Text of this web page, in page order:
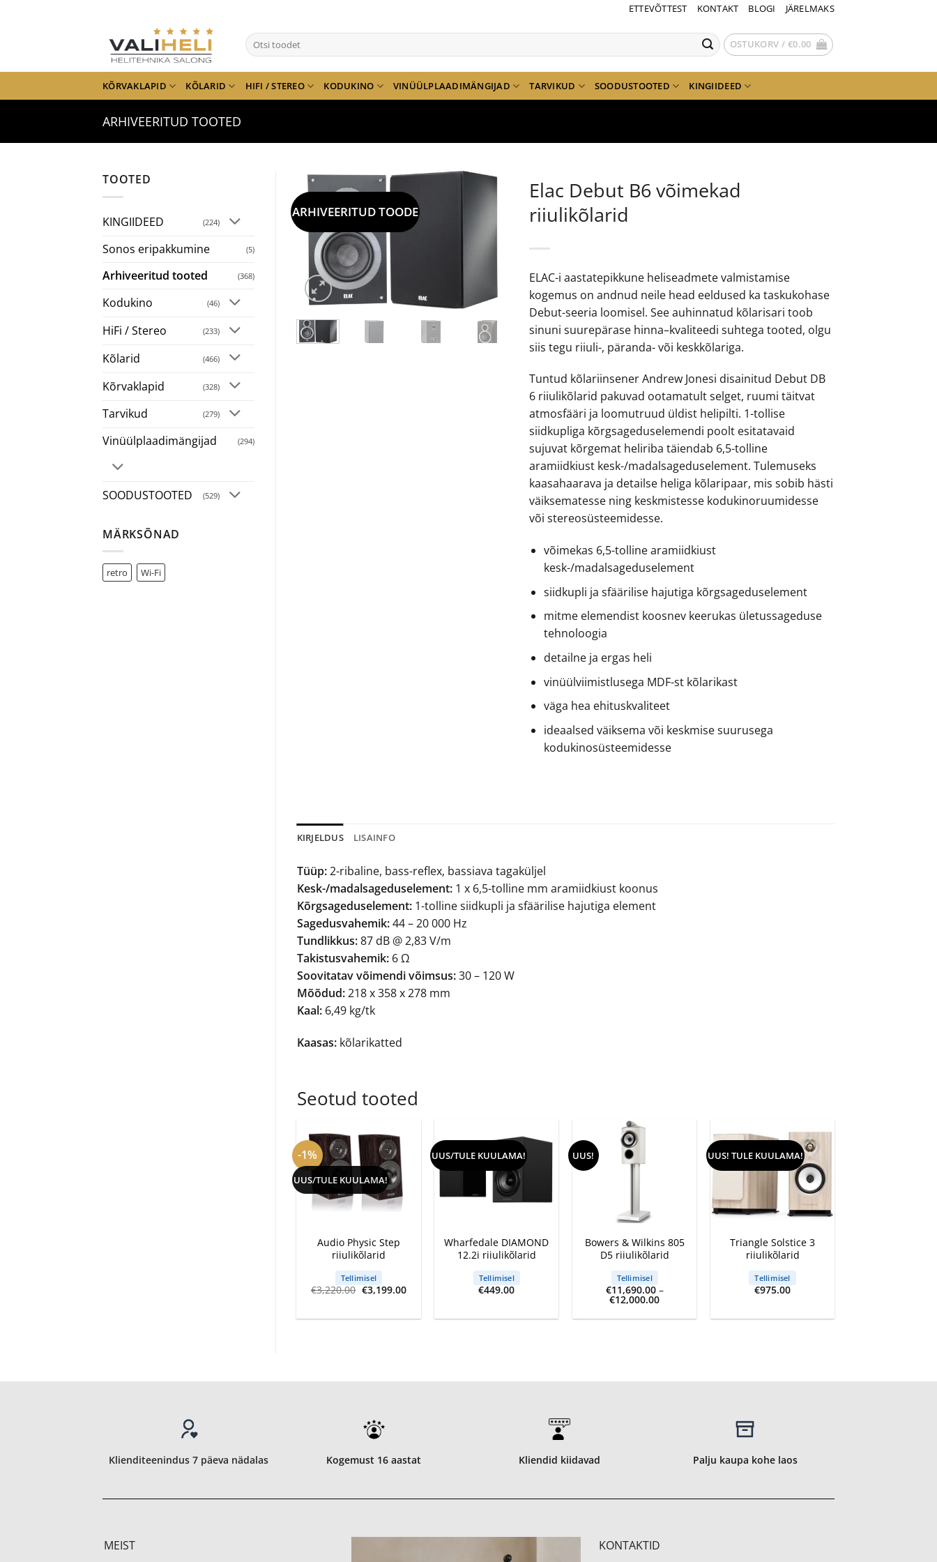
ETTEVÕTTEST KONTAKT BLOGI JÄRELMAKS
Otsi: OSTUKORV / €0.00
KÕRVAKLAPID KÕLARID HIFI / STEREO KODUKINO VINÜÜLPLAADIMÄNGIJAD TARVIKUD SOODUSTOOTED KINGIIDEED
ARHIVEERITUD TOOTED
TOOTED
KINGIIDEED (224)
Sonos eripakkumine (5)
Arhiveeritud tooted (368)
Kodukino (46)
HiFi / Stereo (233)
Kõlarid (466)
Kõrvaklapid (328)
Tarvikud (279)
Vinüülplaadimängijad (294)
SOODUSTOOTED (529)
MÄRKSÕNAD
retro Wi-Fi
ARHIVEERITUD TOODE
Elac Debut B6 võimekad
riiulikõlarid
ELAC-i aastatepikkune heliseadmete valmistamise
kogemus on andnud neile head eeldused ka taskukohase
Debut-seeria loomisel. See auhinnatud kõlarisari toob
sinuni suurepärase hinna–kvaliteedi suhtega tooted, olgu
siis tegu riiuli-, päranda- või keskkõlariga.
Tuntud kõlariinsener Andrew Jonesi disainitud Debut DB
6 riiulikõlarid pakuvad ootamatult selget, ruumi täitvat
atmosfääri ja loomutruud üldist helipilti. 1-tollise
siidkupliga kõrgsageduselemendi poolt esitatavaid
sujuvat kõrgemat heliriba täiendab 6,5-tolline
aramiidkiust kesk-/madalsageduselement. Tulemuseks
kaasahaarava ja detailse heliga kõlaripaar, mis sobib hästi
väiksematesse ning keskmistesse kodukinoruumidesse
või stereosüsteemidesse.
võimekas 6,5-tolline aramiidkiust
kesk-/madalsageduselement
siidkupli ja sfäärilise hajutiga kõrgsageduselement
mitme elemendist koosnev keerukas ületussageduse
tehnoloogia
detailne ja ergas heli
vinüülviimistlusega MDF-st kõlarikast
väga hea ehituskvaliteet
ideaalsed väiksema või keskmise suurusega
kodukinosüsteemidesse
KIRJELDUS LISAINFO
Tüüp:2-ribaline, bass-reflex, bassiava tagaküljel
Kesk-/madalsageduselement: 1 x 6,5-tolline mm aramiidkiust koonus
Kõrgsageduselement: 1-tolline siidkupli ja sfäärilise hajutiga element
Sagedusvahemik:44 – 20 000 Hz
Tundlikkus:87 dB @ 2,83 V/m
Takistusvahemik: 6 Ω
Soovitatav võimendi võimsus:30 – 120 W
Mõõdud:218 x 358 x 278 mm
Kaal:6,49 kg/tk
Kaasas:kõlarikatted
Seotud tooted
-1%
UUS/TULE KUULAMA!
Audio Physic Step
riiulikõlarid
Tellimisel
€3,220.00 Algne
hind
€3,220.00.
€3,199.00Current
€3,199.00.
UUS/TULE KUULAMA!
Wharfedale DIAMOND
12.2i riiulikõlarid
Tellimisel
€449.00
UUS!
Bowers & Wilkins 805
D5 riiulikõlarid
Tellimisel
€11,690.00 –
€12,000.00Price
€11,690.00
UUS! TULE KUULAMA!
+
Triangle Solstice 3
riiulikõlarid
Tellimisel
€975.00
Klienditeenindus 7 päeva nädalas Kogemust 16 aastat Kliendid kiidavad Palju kaupa kohe laos
MEIST
KONTAKTID